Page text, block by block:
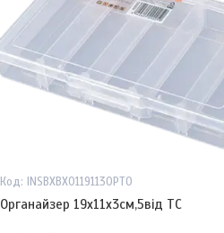
INSBXBX01191130PT0
Органайзер 19х11х3см,5від TC